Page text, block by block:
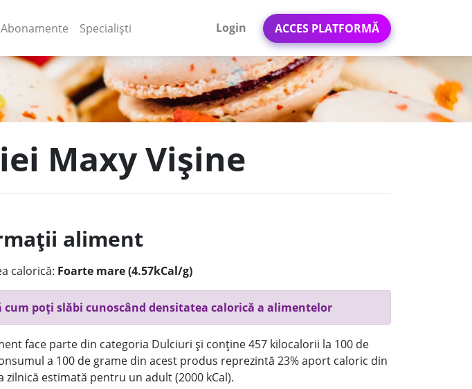
Abonamente Specialiști Login ACCES PLATFORMĂ
Maxy Vișine
aliment
calorică: Foarte mare (4.57kCal/g)
cum poți slăbi cunoscând densitatea calorică a alimentelor
face parte din categoria Dulciuri și conține 457 kilocalorii la 100 de
a 100 de grame din acest produs reprezintă 23% aport caloric din
zilnică estimată pentru un adult (2000 kCal).